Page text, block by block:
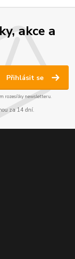
akce a
Přihlásit se
rozesílky newsletteru.
za 14 dní.